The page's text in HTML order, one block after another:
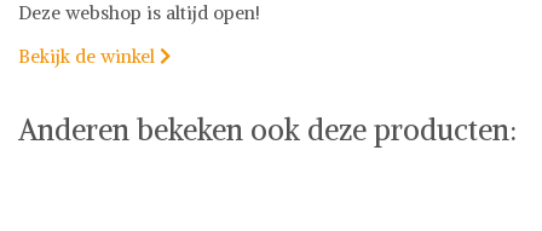
Deze webshop is altijd open!
Bekijk de winkel 
Anderen bekeken ook deze producten: